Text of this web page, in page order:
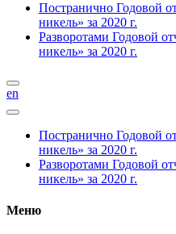
Постранично Годовой
никель» за 2020 г.
Разворотами Годовой
никель» за 2020 г.
en
Постранично Годовой
никель» за 2020 г.
Разворотами Годовой
никель» за 2020 г.
Меню